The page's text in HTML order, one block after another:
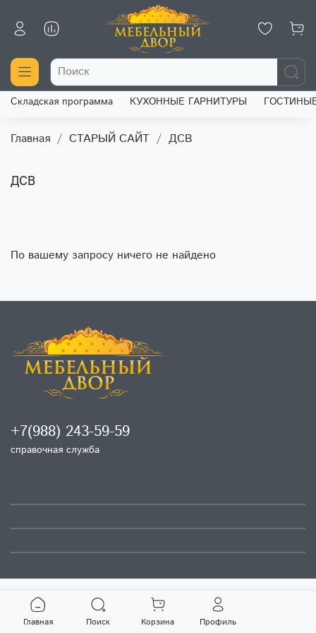
Складская программа КУХОННЫЕ ГАРНИТУРЫ
Главная СТАРЫЙ САЙТ ДСВ
ДСВ
По вашему запросу ничего не найдено
+7(988) 243-59-59
справочная служба
Главная Поиск Корзина Профиль